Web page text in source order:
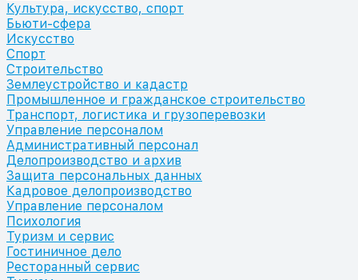
Культура, искусство, спорт
Бьюти-сфера
Искусство
Спорт
Строительство
Землеустройство и кадастр
Промышленное и гражданское строительство
Транспорт, логистика и грузоперевозки
Управление персоналом
Административный персонал
Делопроизводство и архив
Защита персональных данных
Кадровое делопроизводство
Управление персоналом
Психология
Туризм и сервис
Гостиничное дело
Ресторанный сервис